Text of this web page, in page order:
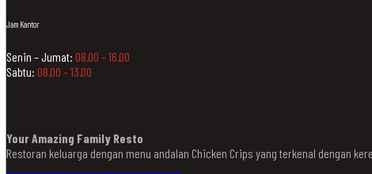
Jam Kantor
Senin – Jumat: 08.00 – 16.00
Sabtu: 08.00 – 13.00
Your Amazing Family Resto
Restoran keluarga dengan menu andalan Chicken Crips yang terkenal dengan